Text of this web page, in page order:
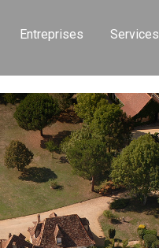
Entreprises Services